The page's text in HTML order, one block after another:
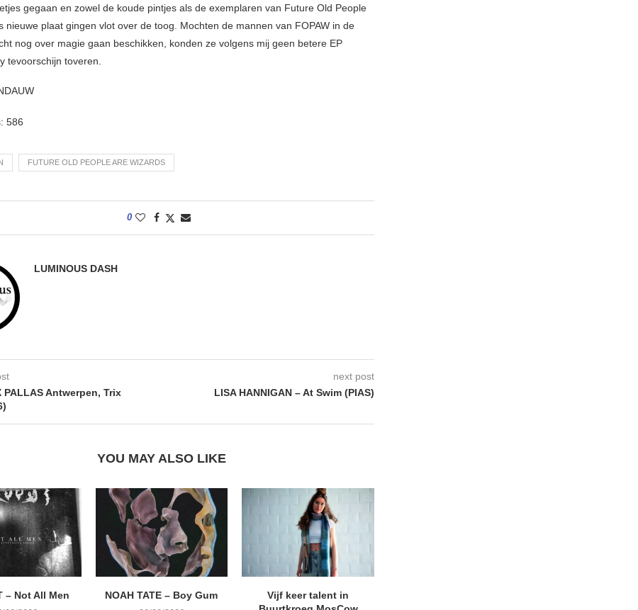
gegaan en zowel de koude pintjes als de exemplaren van Future Old People
nieuwe plaat gingen vlot over de toog. Mochten de mannen van FOPAW in de
nog over magie gaan beschikken, konden ze volgens mij geen betere EP
tevoorschijn toveren.
586
FUTURE OLD PEOPLE ARE WIZARDS
0
LUMINOUS DASH
PALLAS Antwerpen, Trix
next post
LISA HANNIGAN – At Swim (PIAS)
YOU MAY ALSO LIKE
– Not All Men NOAH TATE – Boy Gum
Vijf keer talent in